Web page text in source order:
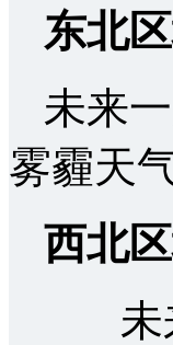
东北
未来
雾霾天气
西北
未来